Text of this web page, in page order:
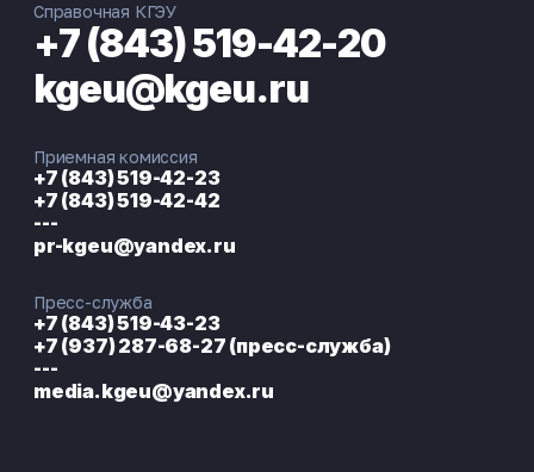
Справочная КГЭУ
+7 (843) 519-42-20
kgeu@kgeu.ru
Приемная комиссия
+7 (843) 519-42-23
+7 (843) 519-42-42
---
pr-kgeu@yandex.ru
Пресс-служба
+7 (843) 519-43-23
+7 (937) 287-68-27 (пресс-служба)
---
media.kgeu@yandex.ru